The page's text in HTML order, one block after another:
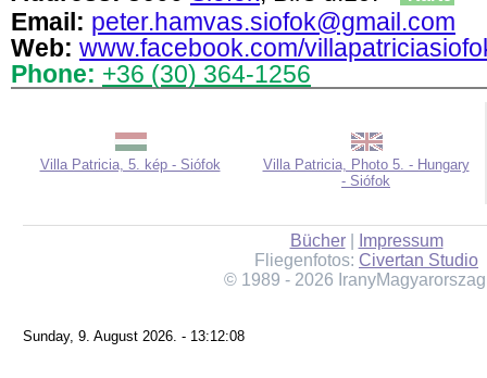
Email: peter.hamvas.siofok@gmail.com
Web: www.facebook.com/
Phone: +36 (30) 364-1256
Villa Patricia, 5. kép - Siófok
Villa Patricia, Photo 5. - Hungary
- Siófok
Bücher|
Impressum
Fliegenfotos: Civertan Studio
© 1989 - 2026
Sunday, 9. August 2026. - 13:12:08